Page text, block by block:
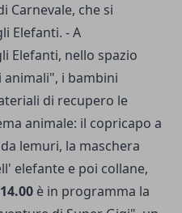
Carnevale, che si
Elefanti. - A
Elefanti, nello spazio
animali", i bambini
di recupero le
animale: il copricapo a
lemuri, la maschera
elefante e poi collane,
è in programma la